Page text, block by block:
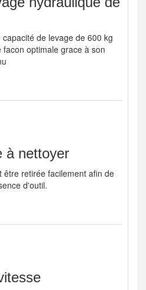
de levage de 600 kg
optimale grace à son
à nettoyer
être retirée facilement afin de
d'outil.